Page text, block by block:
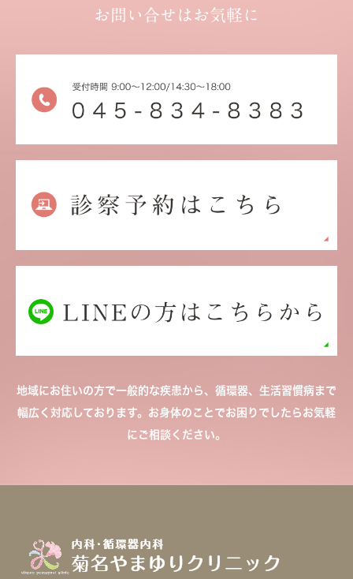
お問い合せはお気軽に
地域にお住いの方で一般的な疾患から、循環器、生活習慣病まで
幅広く対応しております。お身体のことでお困りでしたらお気軽
にご相談ください。